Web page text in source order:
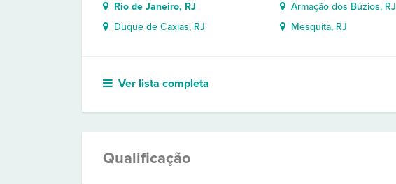
Rio de Janeiro, RJ Armação dos Búzios, RJ
Duque de Caxias, RJ
Mesquita, RJ
Ver lista completa
Qualificação